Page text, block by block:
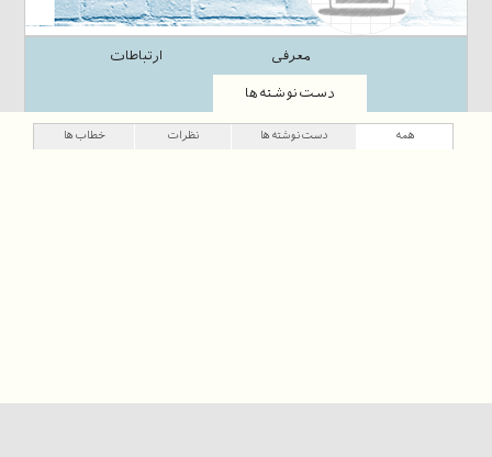
معرفی ارتباطات
دست‌نوشته‌ها
همه دست‌نوشته‌ها نظرات خطاب‌ها